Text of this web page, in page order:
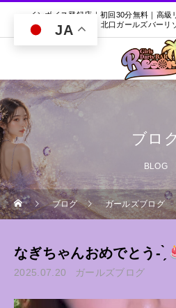
インボイス登録店｜初回30分無料｜高
口・北口ガールズバーリ
ブロ
BLOG
ブログ ガールズブログ
なぎちゃんおめでとう- ̗̀
2025.07.20 ガールズブログ
JA